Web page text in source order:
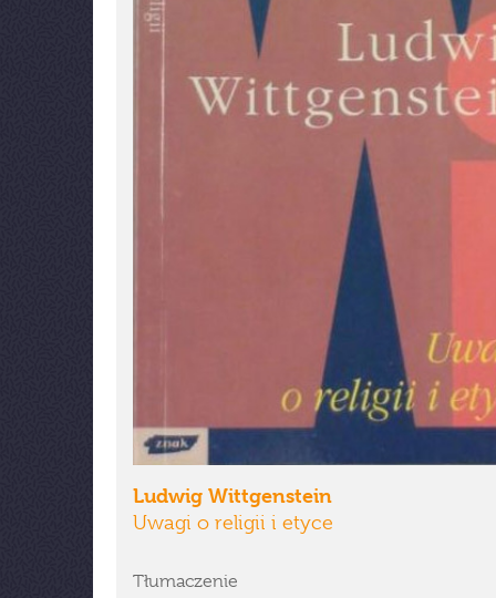
Ludwig Wittgenstein
Uwagi o religii i etyce
Tłumaczenie